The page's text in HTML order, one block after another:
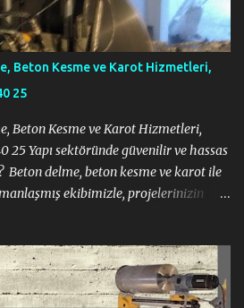
Beton Kesme ve Karot Hizmetleri,
25
Beton Kesme ve Karot Hizmetleri,
25 Yapı sektöründe güvenilir ve hassas
Beton delme, beton kesme ve karot ile
ekibimizle, projelerinizin
ihtiyacınız olan her türlü beton kesme
Profesyonel Beton Delme, Beton
MAVİ KAROT, 0537 920 40 25 Neden